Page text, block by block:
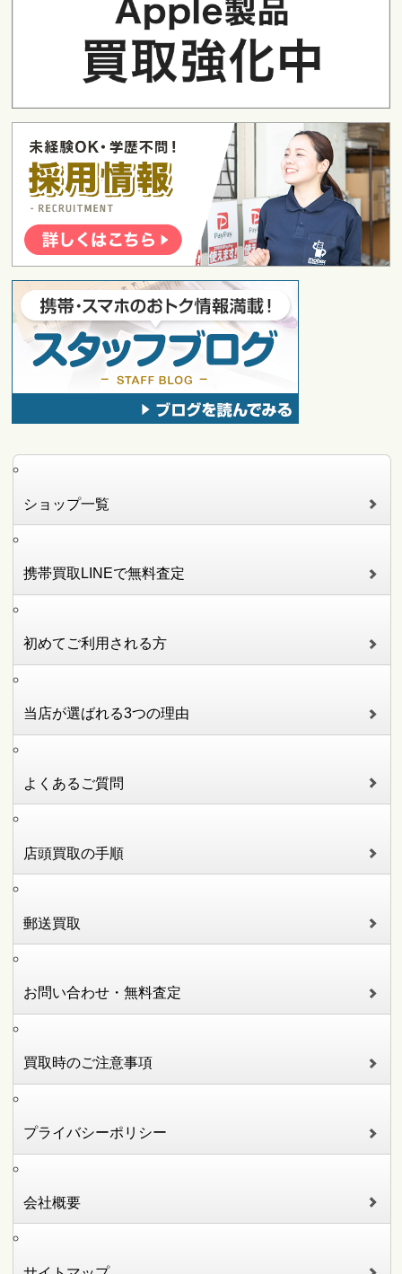
ショップ一覧
携帯買取LINEで無料査定
初めてご利用される方
当店が選ばれる3つの理由
よくあるご質問
店頭買取の手順
郵送買取
お問い合わせ・無料査定
買取時のご注意事項
プライバシーポリシー
会社概要